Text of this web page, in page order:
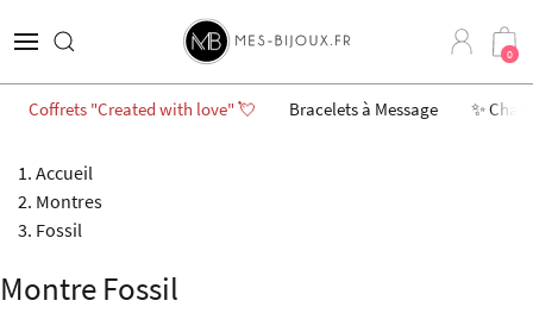
0
Coffrets "Created with love" 💘 Bracelets à Message ✨
Accueil
Montres
Fossil
Montre Fossil